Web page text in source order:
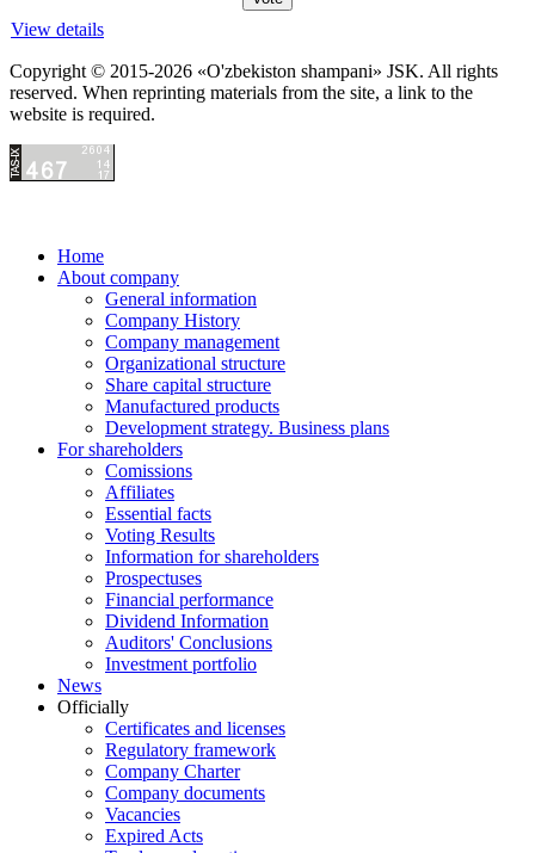
View details
Copyright © 2015-2026 «O'zbekiston shampani» JSK. All rights
reserved. When reprinting materials from the site, a link to the
website is required.
Home
About company
General information
Company History
Company management
Organizational structure
Share capital structure
Manufactured products
Development strategy. Business plans
For shareholders
Comissions
Affiliates
Essential facts
Voting Results
Information for shareholders
Prospectuses
Financial performance
Dividend Information
Auditors' Conclusions
Investment portfolio
News
Officially
Certificates and licenses
Regulatory framework
Company Charter
Company documents
Vacancies
Expired Acts